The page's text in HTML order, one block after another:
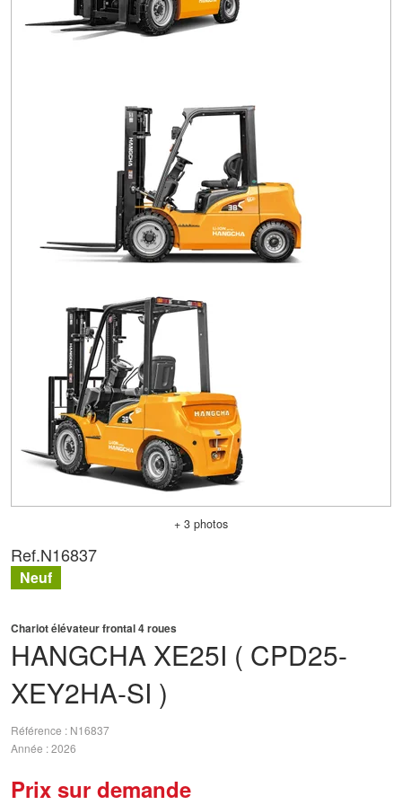
+ 3 photos
HANGCHA XE25I ( CPD25-
XEY2HA-SI )
Chariot élévateur frontal 4 roues
Référence
N16837
Année 2026
Prix sur demande
Ref.N16837
Neuf